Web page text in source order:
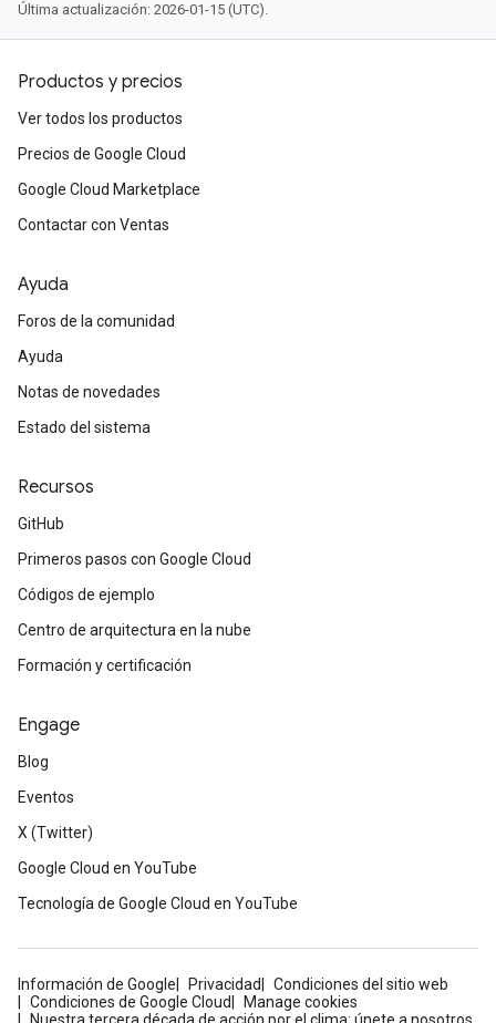
Última actualización: 2026-01-15 (UTC).
Productos y precios
Ver todos los productos
Precios de Google Cloud
Google Cloud Marketplace
Contactar con Ventas
Ayuda
Foros de la comunidad
Ayuda
Notas de novedades
Estado del sistema
Recursos
GitHub
Primeros pasos con Google Cloud
Códigos de ejemplo
Centro de arquitectura en la nube
Formación y certificación
Engage
Blog
Eventos
X (Twitter)
Google Cloud en YouTube
Tecnología de Google Cloud en YouTube
Información de Google Privacidad
Condiciones del sitio web
Condiciones de Google Cloud
Manage cookies